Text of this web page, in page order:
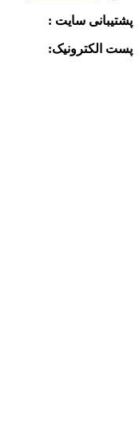
پشتیبانی سایت :
پست الکترونیک: